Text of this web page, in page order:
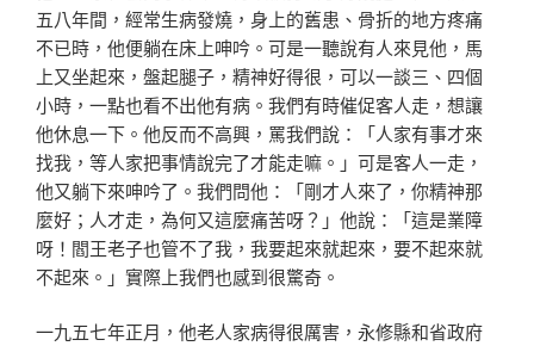
五八年間，經常生病發燒，身上的舊患、骨折的地方疼痛
不已時，他便躺在床上呻吟。可是一聽說有人來見他，馬
上又坐起來，盤起腿子，精神好得很，可以一談三、四個
小時，一點也看不出他有病。我們有時催促客人走，想讓
他休息一下 。他反而不高興，罵我們說：「人家有事才來
找我，等人家把事情說完了才能走嘛。」可是客人一走，
他又躺下來呻吟了。我們問他：「剛才人來了，你精神那
麼好；人才走，為何又這麼痛苦呀？」他說：「這是業障
呀！閻王老子也管不了我，我要起來就起來，要不起來就
不起來。」實際上我們也感到很驚奇。
一九五七年正月，他老人家病得很厲害，永修縣和省政府